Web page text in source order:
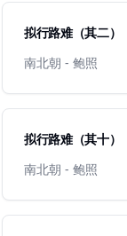
拟行路难（其二）
南北朝 - 鲍照
拟行路难（其十）
南北朝 - 鲍照